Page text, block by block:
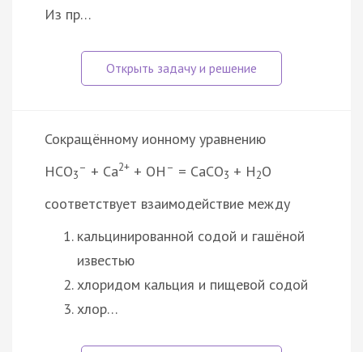
Из пр…
Сокращённому ионному уравнению
HCO3
– + Ca2+ + OH – = CaCO3 + H2O
соответствует взаимодействие между
кальцинированной содой и гашёной
известью
хлоридом кальция и пищевой содой
хлор…